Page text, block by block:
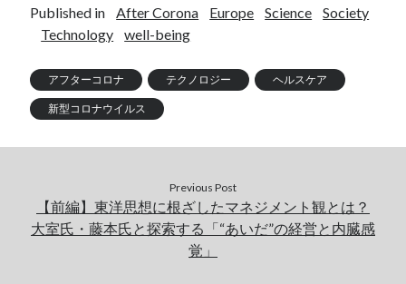
Published in After Corona Europe Science
Society
Technology
well-being
アフターコロナ テクノロジー ヘルスケア
新型コロナウイルス
Previous Post
【前編】東洋思想に根ざしたマネジメント観とは？
大室氏・藤本氏と探索する「“あいだ”の経営と内臓感
覚」